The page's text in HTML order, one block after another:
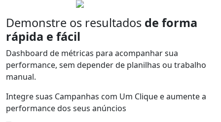
Demonstre os resultados de forma
rápida e fácil
Dashboard de métricas para acompanhar sua
performance, sem depender de planilhas ou trabalho
manual.
Integre suas Campanhas com Um Clique e aumente a
performance dos seus anúncios